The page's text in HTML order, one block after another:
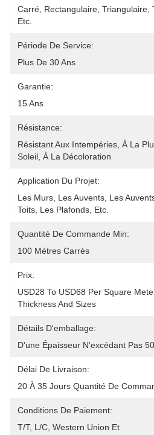
Carré, Rectangulaire, Triangulaire,
Etc.
Période De Service:
Plus De 30 Ans
Garantie:
15 Ans
Résistance:
Résistant Aux Intempéries, À La
Soleil, À La Décoloration
Application Du Projet:
Les Murs, Les Auvents, Les
Toits, Les Plafonds, Etc.
Quantité De Commande Min:
100 Mètres Carrés
Prix:
USD28 To USD68 Per Square
Thickness And Sizes
Détails D'emballage:
D'une Épaisseur N'excédant Pas
Délai De Livraison:
20 À 35 Jours Quantité De
Conditions De Paiement:
T/T, L/C, Western Union Et